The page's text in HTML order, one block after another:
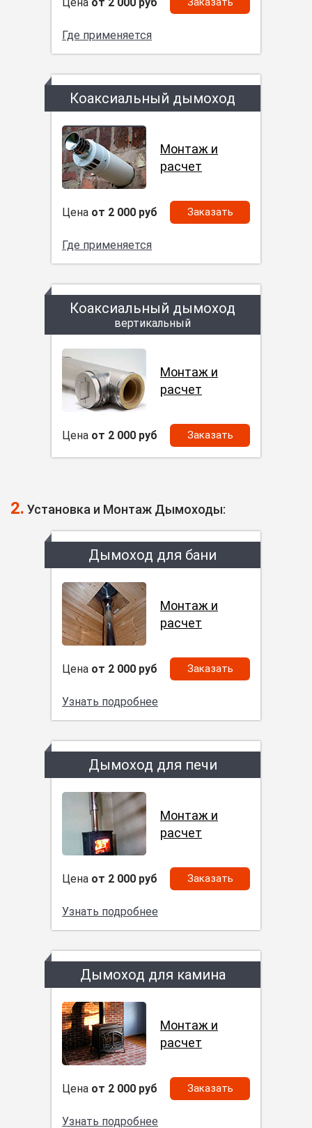
Где применяется
Коаксиальный дымоход
Монтаж и
расчет
Цена от 2 000 руб Заказать
Где применяется
Коаксиальный дымоход
вертикальный
Монтаж и
расчет
Цена от 2 000 руб Заказать
2. Установка и Монтаж Дымоходы:
Дымоход для бани
Монтаж и
расчет
Цена от 2 000 руб Заказать
Узнать подробнее
Дымоход для печи
Монтаж и
расчет
Цена от 2 000 руб Заказать
Узнать подробнее
Дымоход для камина
Монтаж и
расчет
Цена от 2 000 руб Заказать
Узнать подробнее